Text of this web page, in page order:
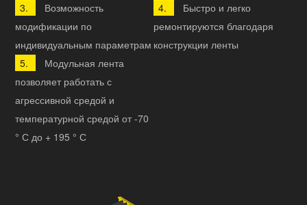
Возможность
модификации по
индивидуальным параметрам
Быстро и легко
ремонтируются благодаря
конструкции ленты
Модульная лента
позволяет работать с
агрессивной средой и
температурной средой от -70
° С до + 195 ° С